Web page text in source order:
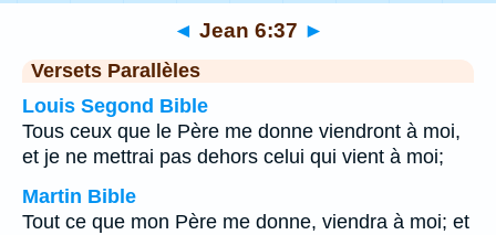
◄ Jean 6:37 ►
Versets Parallèles
Louis Segond Bible
Tous ceux que le Père me donne viendront à moi,
et je ne mettrai pas dehors celui qui vient à moi;
Martin Bible
Tout ce que mon Père me donne, viendra à moi; et